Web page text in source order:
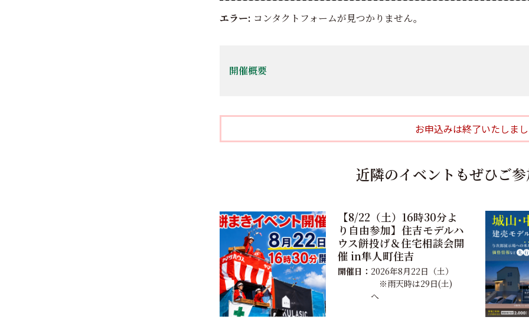
エラー: コンタクトフォームが見つかりません。
開催概要
お申込みは終了いたしま
近隣のイベントもぜひご
【8/22（土）16時30分よ
り自由参加】住吉モデルハ
ウス餅投げ＆住宅相談会開
催 in隼人町住吉
開催日： 2026年8月22日（土）
※雨天時は29日(土)
へ